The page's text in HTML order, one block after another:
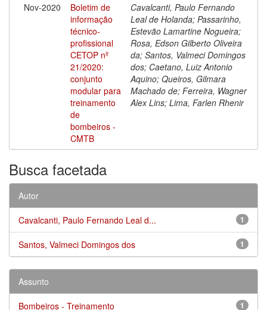
Nov-2020
Boletim de
informação
técnico-
profissional
CETOP nº
21/2020:
conjunto
modular para
treinamento
de
bombeiros -
CMTB
Cavalcanti, Paulo Fernando
Leal de Holanda; Passarinho,
Estevão Lamartine Nogueira;
Rosa, Edson Gilberto Oliveira
da; Santos, Valmeci Domingos
dos; Caetano, Luiz Antonio
Aquino; Queiros, Gilmara
Machado de; Ferreira, Wagner
Alex Lins; Lima, Farlen Rhenir
Busca facetada
Autor
1
Cavalcanti, Paulo Fernando Leal d...
1
Santos, Valmeci Domingos dos
Assunto
1
Bombeiros - Treinamento